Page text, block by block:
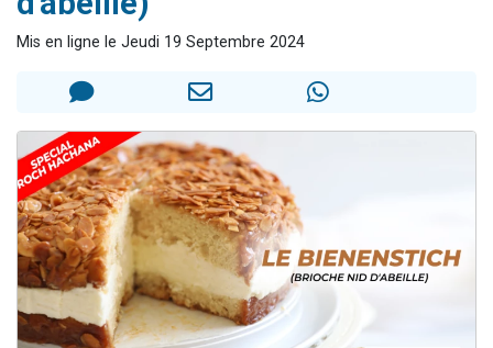
Il reste 49 places pour étudier en groupe sur Zoom
Eli vient de donner son Maasser
Mis en ligne le Jeudi 19 Septembre 2024